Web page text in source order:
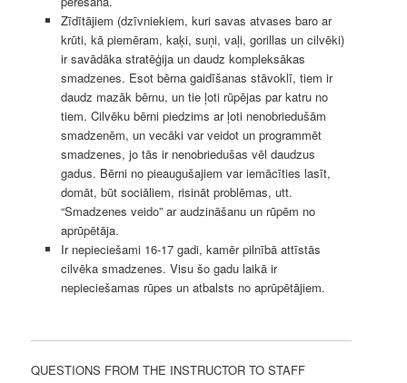
Zīdītājiem (dzīvniekiem, kuri savas atvases baro ar
krūti, kā piemēram, kaķi, suņi, vaļi, gorillas un cilvēki)
ir savādāka stratēģija un daudz kompleksākas
smadzenes. Esot bērna gaidīšanas stāvoklī, tiem ir
daudz mazāk bērnu, un tie ļoti rūpējas par katru no
tiem. Cilvēku bērni piedzims ar ļoti nenobriedušām
smadzenēm, un vecāki var veidot un programmēt
smadzenes, jo tās ir nenobriedušas vēl daudzus
gadus. Bērni no pieaugušajiem var iemācīties lasīt,
domāt, būt sociāliem, risināt problēmas, utt.
“Smadzenes veido” ar audzināšanu un rūpēm no
aprūpētāja.
Ir nepieciešami 16-17 gadi, kamēr pilnībā attīstās
cilvēka smadzenes. Visu šo gadu laikā ir
nepieciešamas rūpes un atbalsts no aprūpētājiem.
QUESTIONS FROM THE INSTRUCTOR TO STAFF